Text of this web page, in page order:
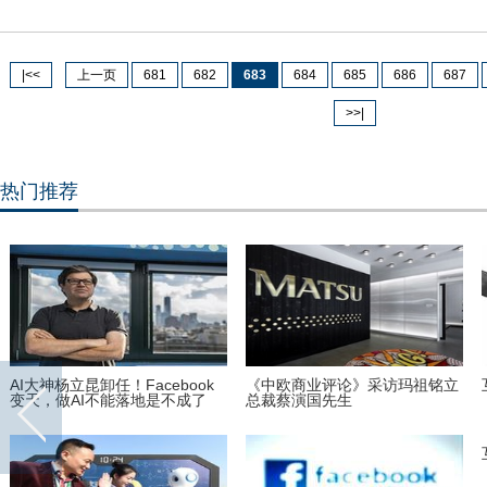
|<< 上一页 681 682 683 684 685 686 687
>>|